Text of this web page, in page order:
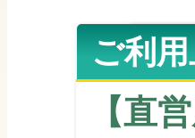
ご利
【直